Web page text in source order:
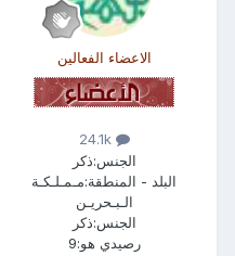
الاعضاء الفعالين
24.1k
الجنس:ذكر
البلد - المنطقة:مـمـلـكـة
الـبـحريـن
الجنس:ذكر
رصيدي هو:9